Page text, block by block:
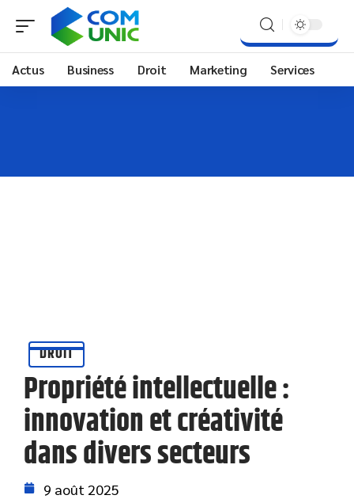
Actus Business Droit Marketing Services
DROIT
Propriété intellectuelle :
innovation et créativité
dans divers secteurs
9 août 2025